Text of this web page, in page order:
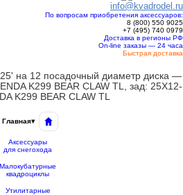
info@kvadrodel.ru
По вопросам приобретения аксессуаров:
8 (800) 550 9025
+7 (495) 740 0979
Доставка в регионы РФ
On-line заказы — 24 часа
Быстрая доставка
на 12 посадочный диаметр диска —
K299 BEAR CLAW TL, зад: 25X12-
K299 BEAR CLAW TL
Главная▾
Аксессуары
для снегохода
Малокубатурные
квадроциклы
Утилитарные